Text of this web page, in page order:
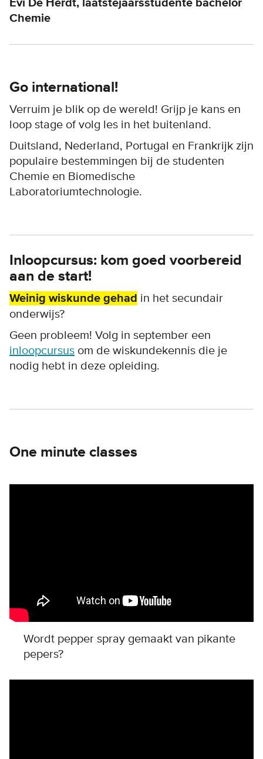
Evi De Herdt, laatstejaarsstudente bachelor
Chemie
Go international!
Verruim je blik op de wereld! Grijp je kans en
loop stage of volg les in het buitenland.
Duitsland, Nederland, Portugal en Frankrijk zijn
populaire bestemmingen bij de studenten
Chemie en Biomedische
Laboratoriumtechnologie.
Inloopcursus: kom goed voorbereid
aan de start!
Weinig wiskunde gehad in het secundair
onderwijs?
Geen probleem! Volg in september een
inloopcursus om de wiskundekennis die je
nodig hebt in deze opleiding.
One minute classes
Wordt pepper spray gemaakt van pikante
pepers?